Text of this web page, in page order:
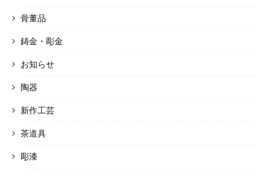
骨董品
鋳金・彫金
お知らせ
陶器
新作工芸
茶道具
彫漆